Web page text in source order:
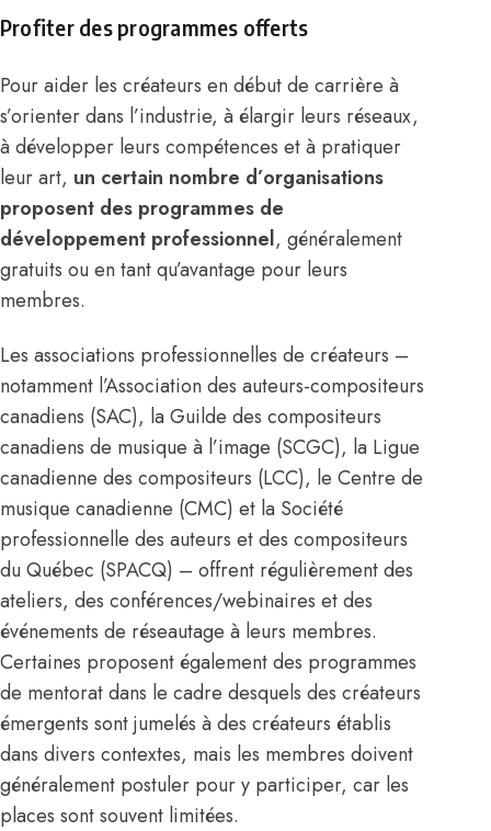
Profiter des programmes offerts
Pour aider les créateurs en début de carrière à
s’orienter dans l’industrie, à élargir leurs réseaux,
à développer leurs compétences et à pratiquer
leur art, un certain nombre d’organisations
proposent des programmes de
développement professionnel, généralement
gratuits ou en tant qu’avantage pour leurs
membres.
Les associations professionnelles de créateurs –
notamment l’Association des auteurs-compositeurs
canadiens (SAC), la Guilde des compositeurs
canadiens de musique à l’image (SCGC), la Ligue
canadienne des compositeurs (LCC), le Centre de
musique canadienne (CMC) et la Société
professionnelle des auteurs et des compositeurs
du Québec (SPACQ) – offrent régulièrement des
ateliers, des conférences/webinaires et des
événements de réseautage à leurs membres.
Certaines proposent également des programmes
de mentorat dans le cadre desquels des créateurs
émergents sont jumelés à des créateurs établis
dans divers contextes, mais les membres doivent
généralement postuler pour y participer, car les
places sont souvent limitées.